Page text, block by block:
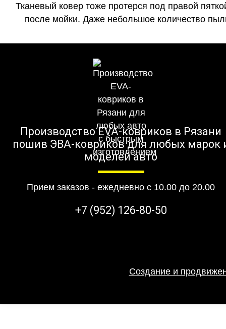
Тканевый ковер тоже протерся под правой
после мойки. Даже небольшое количество
Производство EVA-ковриков в Рязани
пошив ЭВА-ковриков для любых марок
моделей авто
Прием заказов - ежедневно с 10.00 до 20.00
+7 (952) 126-80-50
Создание и